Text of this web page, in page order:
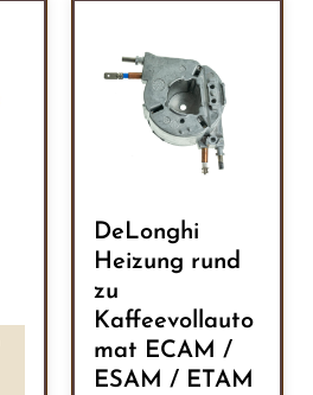
DeLonghi
Heizung rund
zu
Kaffeevollauto
mat ECAM /
ESAM / ETAM